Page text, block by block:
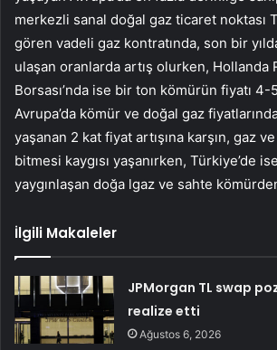
merkezli sanal doğal gaz ticaret noktası
gören vadeli gaz kontratında, son bir
ulaşan oranlarda artış olurken, Hollanda
Borsası’nda ise bir ton kömürün fiyatı 4-
Avrupa’da kömür ve doğal gaz
yaşanan 2 kat fiyat artışına karşın, gaz
bitmesi kaygısı yaşanırken, Türkiye’de
yaygınlaşan doğa lgaz ve sahte
İlgili Makaleler
JPMorgan TL swap
realize etti
Ağustos 6, 2026